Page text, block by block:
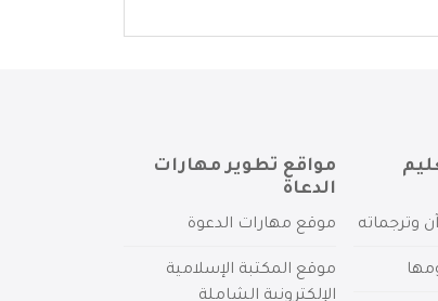
وترجماته
مواقع تطوير مهارات
الدعاة
موقع مهارات الدعوة
موقع المكتبة الإسلامية
الإلكترونية الشاملة